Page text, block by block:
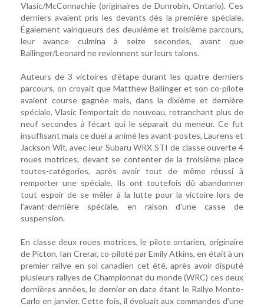
Vlasic/McConnachie (originaires de Dunrobin, Ontario). Ces
derniers avaient pris les devants dès la première spéciale.
Également vainqueurs des deuxième et troisième parcours,
leur avance culmina à seize secondes, avant que
Ballinger/Leonard ne reviennent sur leurs talons.
Auteurs de 3 victoires d’étape durant les quatre derniers
parcours, on croyait que Matthew Ballinger et son co-pilote
avaient course gagnée mais, dans la dixième et dernière
spéciale, Vlasic l’emportait de nouveau, retranchant plus de
neuf secondes à l’écart qui le séparait du meneur. Ce fut
insuffisant mais ce duel a animé les avant-postes, Laurens et
Jackson Wit, avec leur Subaru WRX STI de classe ouverte 4
roues motrices, devant se contenter de la troisième place
toutes-catégories, après avoir tout de même réussi à
remporter une spéciale. Ils ont toutefois dû abandonner
tout espoir de se mêler à la lutte pour la victoire lors de
l’avant-dernière spéciale, en raison d’une casse de
suspension.
En classe deux roues motrices, le pilote ontarien, originaire
de Picton, Ian Crerar, co-piloté par Emily Atkins, en était à un
premier rallye en sol canadien cet été, après avoir disputé
plusieurs rallyes de Championnat du monde (WRC) ces deux
dernières années, le dernier en date étant le Rallye Monte-
Carlo en janvier. Cette fois, il évoluait aux commandes d’une